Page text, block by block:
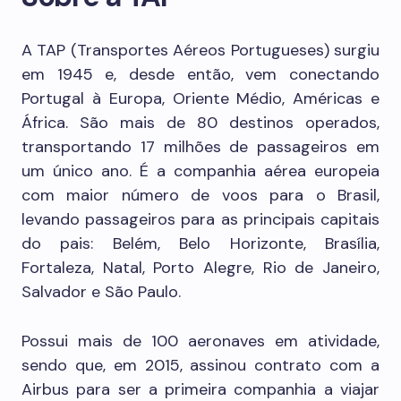
A TAP (Transportes Aéreos Portugueses) surgiu
em 1945 e, desde então, vem conectando
Portugal à Europa, Oriente Médio, Américas e
África. São mais de 80 destinos operados,
transportando 17 milhões de passageiros em
um único ano. É a companhia aérea europeia
com maior número de voos para o Brasil,
levando passageiros para as principais capitais
do pais: Belém, Belo Horizonte, Brasília,
Fortaleza, Natal, Porto Alegre, Rio de Janeiro,
Salvador e São Paulo.
Possui mais de 100 aeronaves em atividade,
sendo que, em 2015, assinou contrato com a
Airbus para ser a primeira companhia a viajar